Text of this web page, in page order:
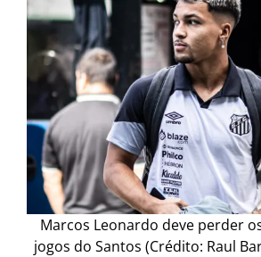
Marcos Leonardo deve perder
jogos do Santos (Crédito: Raul